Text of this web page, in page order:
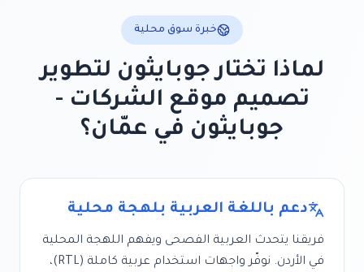
خبرة سوق محلية
لماذا تختار جوبايثون لتطوير
تصميم موقع الشركات -
جوبايثون في عمّان؟
دعم باللغة العربية بلهجة محلية
فريقنا يتحدث العربية الفصحى ويفهم اللهجة المحلية
في الأردن . نوفّر واجهات استخدام عربية كاملة (RTL)،